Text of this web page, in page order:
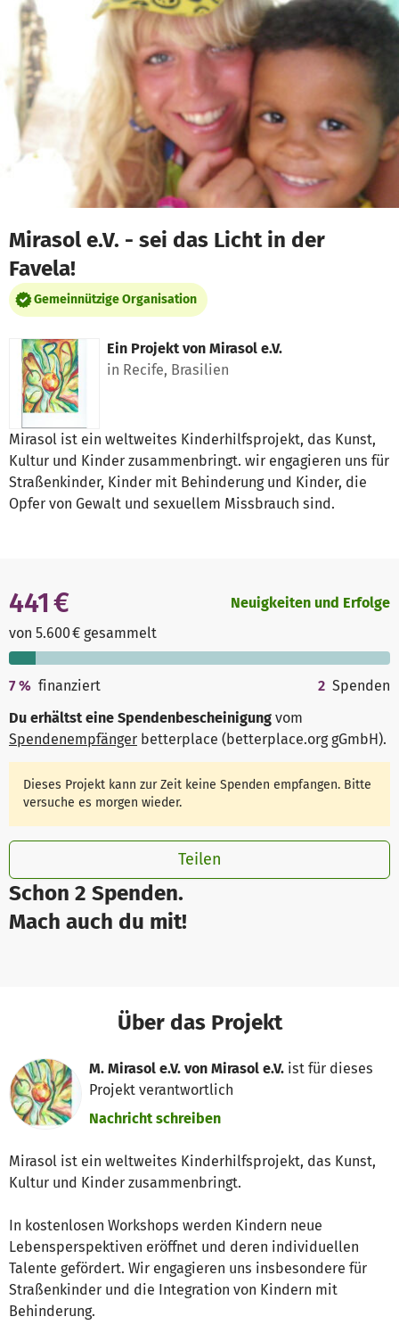
Zum Hauptinhalt springen
Erklärung zur Barrierefreiheit anzeigen
Mirasol e.V. - sei das Licht in der
Favela!
Gemeinnützige Organisation
Ein Projekt von Mirasol e.V.
in Recife, Brasilien
Mirasol ist ein weltweites Kinderhilfsprojekt, das Kunst,
Kultur und Kinder zusammenbringt. wir engagieren uns für
Straßenkinder, Kinder mit Behinderung und Kinder, die
Opfer von Gewalt und sexuellem Missbrauch sind.
Schon 2 Spenden.
Mach auch du mit!
441 €
von 5.600 € gesammelt
Neuigkeiten und Erfolge
7% finanziert 2 Spenden
Du erhältst eine Spendenbescheinigung vom
Spendenempfänger betterplace (betterplace.org gGmbH).
Dieses Projekt kann zur Zeit keine Spenden empfangen. Bitte
versuche es morgen wieder.
Teilen
Über das Projekt
M. Mirasol e.V. von Mirasol e.V. ist für dieses
Projekt verantwortlich
Nachricht schreiben
Mirasol ist ein weltweites Kinderhilfsprojekt, das Kunst,
Kultur und Kinder zusammenbringt.
In kostenlosen Workshops werden Kindern neue
Lebensperspektiven eröffnet und deren individuellen
Talente gefördert. Wir engagieren uns insbesondere für
Straßenkinder und die Integration von Kindern mit
Behinderung.